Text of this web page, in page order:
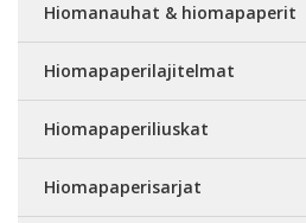
Hiomanauhat & hiomapaperit
Hiomapaperilajitelmat
Hiomapaperiliuskat
Hiomapaperisarjat